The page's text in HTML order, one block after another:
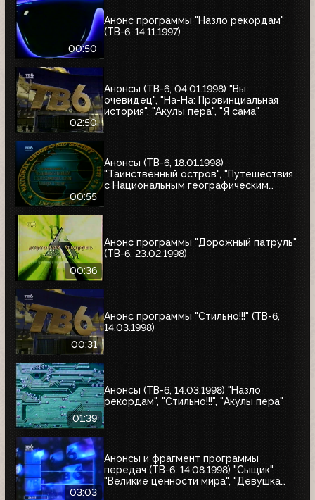
00:50
Анонс программы "Назло рекордам"
(ТВ-6, 14.11.1997)
02:50
Анонсы (ТВ-6, 04.01.1998) "Вы
очевидец", "На-На: Провинциальная
история", "Акулы пера", "Я сама"
00:55
Анонсы (ТВ-6, 18.01.1998)
"Таинственный остров", "Путешествия
с Национальным географическим
00:36
Анонс программы "Дорожный патруль"
(ТВ-6, 23.02.1998)
00:31
Анонс программы "Стильно!!!" (ТВ-6,
14.03.1998)
01:39
Анонсы (ТВ-6, 14.03.1998) "Назло
рекордам", "Стильно!!!", "Акулы пера"
03:03
Анонсы и фрагмент программы
передач (ТВ-6, 14.08.1998) "Сыщик",
"Великие ценности мира", "Девушка